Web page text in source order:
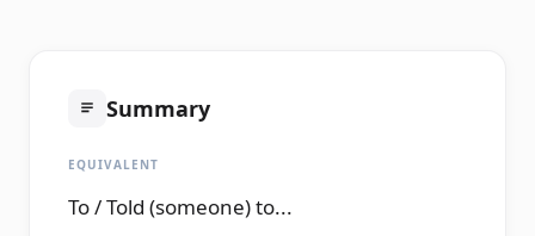
Summary
EQUIVALENT
To / Told (someone) to...